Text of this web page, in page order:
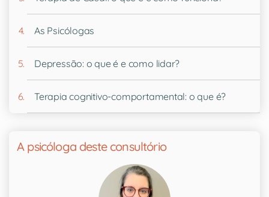
As Psicólogas
Depressão: o que é e como lidar?
Terapia cognitivo-comportamental: o que é?
A psicóloga deste consultório